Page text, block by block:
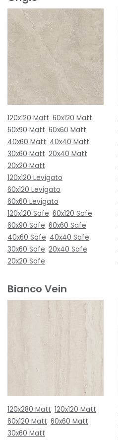
120x120 Matt 60x120 Matt
60x90 Matt 60x60 Matt
40x60 Matt 40x40 Matt
30x60 Matt 20x40 Matt
20x20 Matt
120x120 Levigato
60x120 Levigato
60x60 Levigato
120x120 Safe 60x120 Safe
60x90 Safe 60x60 Safe
40x60 Safe 40x40 Safe
30x60 Safe 20x40 Safe
20x20 Safe
Bianco Vein
120x280 Matt 120x120 Matt
60x120 Matt 60x60 Matt
30x60 Matt